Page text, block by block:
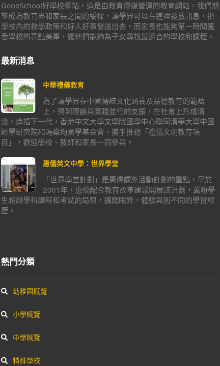
GoodSchool好學校網站，這是由教育傳媒營運的教育網站，我們期
望成為教育界和家長之間的橋樑，讓學界可以在這裡發放訊息，把
學校內的教學政策和好人好事發送出去，而家長也能夠第一時間獲
悉學校的亮點美事，讓他們能夠為子女尋找最適合的學校和課程。
最新消息
中華禮儀教育
為了讓學界在中國傳統文化涵養及品德教育的範疇
上，得到理論與實踐並行的支援，在社會上形成清
流，造福下一代，香港中文大學文學院國學中心聯同清華大學中國
經學研究院和馮燊均國學基金會，攜手推動「禮儀文明教育項
目」，歡迎學校、教師和家長一同參與。
惠僑英文中學：世界學堂
「世界學堂計劃」是惠僑課外活動計劃的重點，早於
2001年，惠僑配合教育改革建議開展該計劃，冀盼學
生超越學科課程和考試的局限，擴闊眼界，體驗與別不同的學習經
歷。
熱門分類
幼稚園概覽
小學概覽
中學概覽
特殊學校